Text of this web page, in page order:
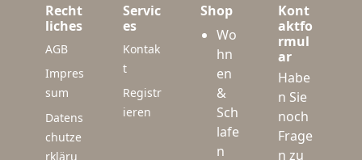
Recht
liches
AGB
Impres
sum
Datens
chutze
rkläru
Servic
es
Kontak
t
Registr
ieren
Shop
Wo
hn
en
&
Sch
lafe
n
Kont
aktfo
rmul
ar
Habe
n Sie
noch
Frage
n zu